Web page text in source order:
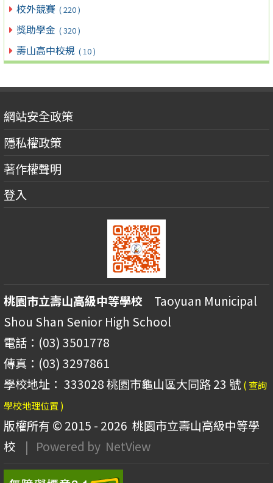
校外競賽 ( 220 )
獎助學金 ( 320 )
壽山高中校規 ( 10 )
網站安全政策
隱私權政策
著作權聲明
登入
桃園市立壽山高級中等學校 Taoyuan Municipal
Shou Shan Senior High School
電話：(03) 3501778
傳真：(03) 3297861
學校地址： 333028 桃園市龜山區大同路 23 號 ( 查詢
學校地理位置 )
版權所有 © 2015 - 2026 桃園市立壽山高級中等學
校
| Powered by NetView